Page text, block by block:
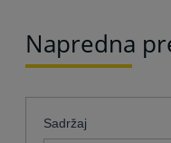
Napredna
Sadržaj